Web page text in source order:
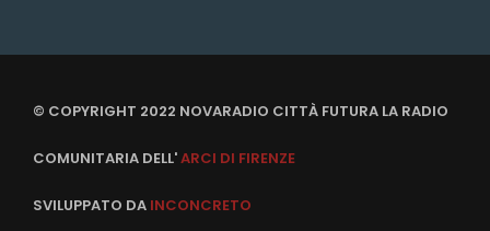
© COPYRIGHT 2022 NOVARADIO CITTÀ FUTURA LA RADIO
COMUNITARIA DELL'ARCI DI FIRENZE
SVILUPPATO DA INCONCRETO